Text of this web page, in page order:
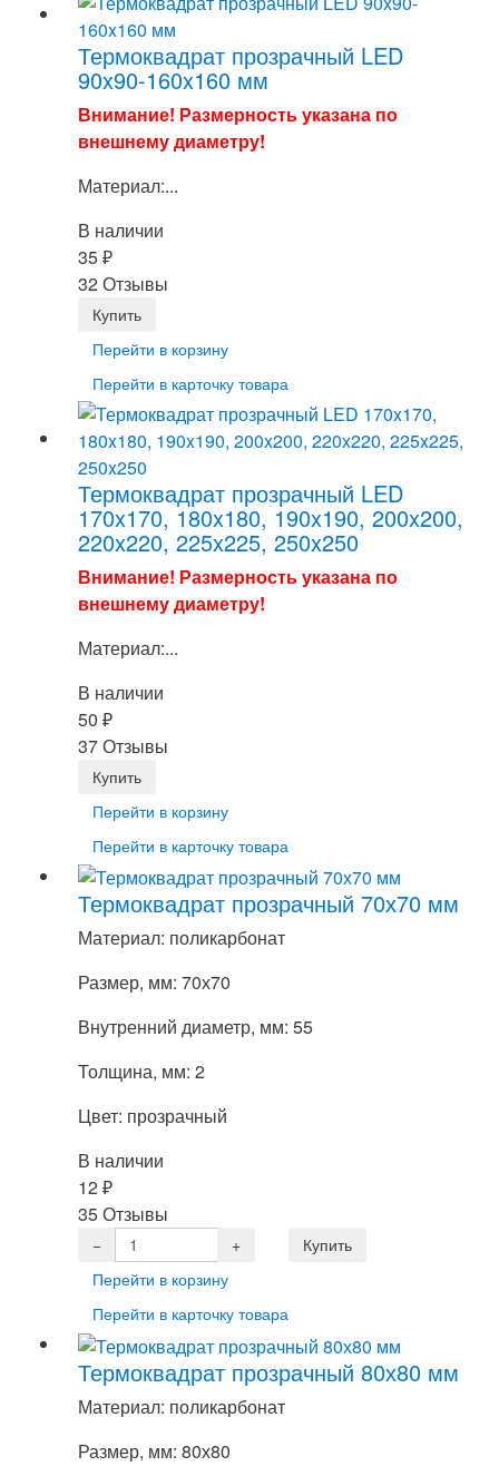
Термоквадрат прозрачный LED
90x90-160x160 мм
Внимание! Размерность указана по
внешнему диаметру!
Материал:...
В наличии
35₽
32 Отзывы
Перейти в корзину
Перейти в карточку товара
Термоквадрат прозрачный LED
170x170, 180x180, 190x190, 200x200,
220x220, 225x225, 250x250
Внимание! Размерность указана по
внешнему диаметру!
Материал:...
В наличии
50 ₽
37 Отзывы
Перейти в корзину
Перейти в карточку товара
Термоквадрат прозрачный 70х70 мм
Материал: поликарбонат
Размер, мм: 70х70
Внутренний диаметр, мм: 55
Толщина, мм: 2
Цвет: прозрачный
В наличии
12₽
35 Отзывы
Перейти в корзину
Перейти в карточку товара
Термоквадрат прозрачный 80х80 мм
Материал: поликарбонат
Размер, мм: 80х80